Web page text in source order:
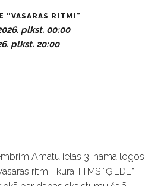
“VASARAS RITMI”
plkst. 00:00
plkst. 20:00
Amatu ielas 3. nama logos
ritmi”, kurā TTMS “ĢILDE”